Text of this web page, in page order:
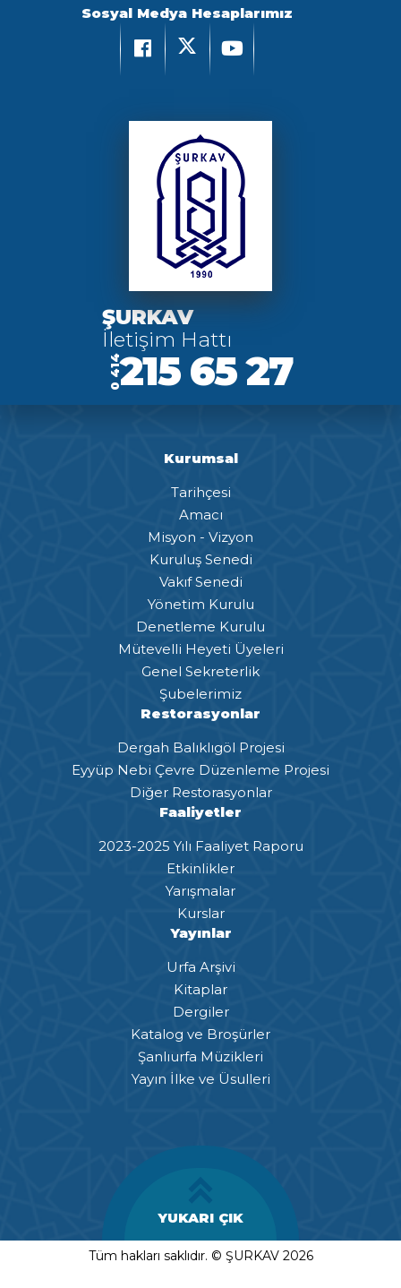
Sosyal Medya Hesaplarımız
ŞURKAV
İletişim Hattı
0 414215 65 27
Kurumsal
Tarihçesi
Amacı
Misyon - Vizyon
Kuruluş Senedi
Vakıf Senedi
Yönetim Kurulu
Denetleme Kurulu
Mütevelli Heyeti Üyeleri
Genel Sekreterlik
Şubelerimiz
Restorasyonlar
Dergah Balıklıgöl Projesi
Eyyüp Nebi Çevre Düzenleme Projesi
Diğer Restorasyonlar
Faaliyetler
2023-2025 Yılı Faaliyet Raporu
Etkinlikler
Yarışmalar
Kurslar
Yayınlar
Urfa Arşivi
Kitaplar
Dergiler
Katalog ve Broşürler
Şanlıurfa Müzikleri
Yayın İlke ve Üsulleri
YUKARI ÇIK
Tüm hakları saklıdır. © ŞURKAV 2026